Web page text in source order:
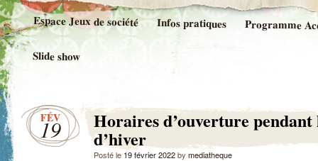
Espace Jeux de société Infos pratiques Programme
Slide show
FÉV
19 Horaires d’ouverture pendant
d’hiver
Posté le 19 février 2022by mediatheque